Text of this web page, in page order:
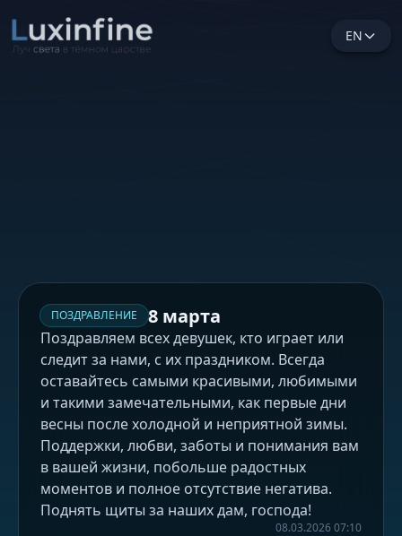
EN
ПОЗДРАВЛЕНИЕ 8 марта
Поздравляем всех девушек, кто играет или
следит за нами, с их праздником. Всегда
оставайтесь самыми красивыми, любимыми
и такими замечательными, как первые дни
весны после холодной и неприятной зимы.
Поддержки, любви, заботы и понимания вам
в вашей жизни, побольше радостных
моментов и полное отсутствие негатива.
Поднять щиты за наших дам, господа!
08.03.2026 07:10